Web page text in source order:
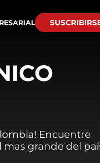
Encuentre
mas grande del